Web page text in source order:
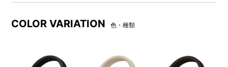
COLOR VARIATION 色・種類